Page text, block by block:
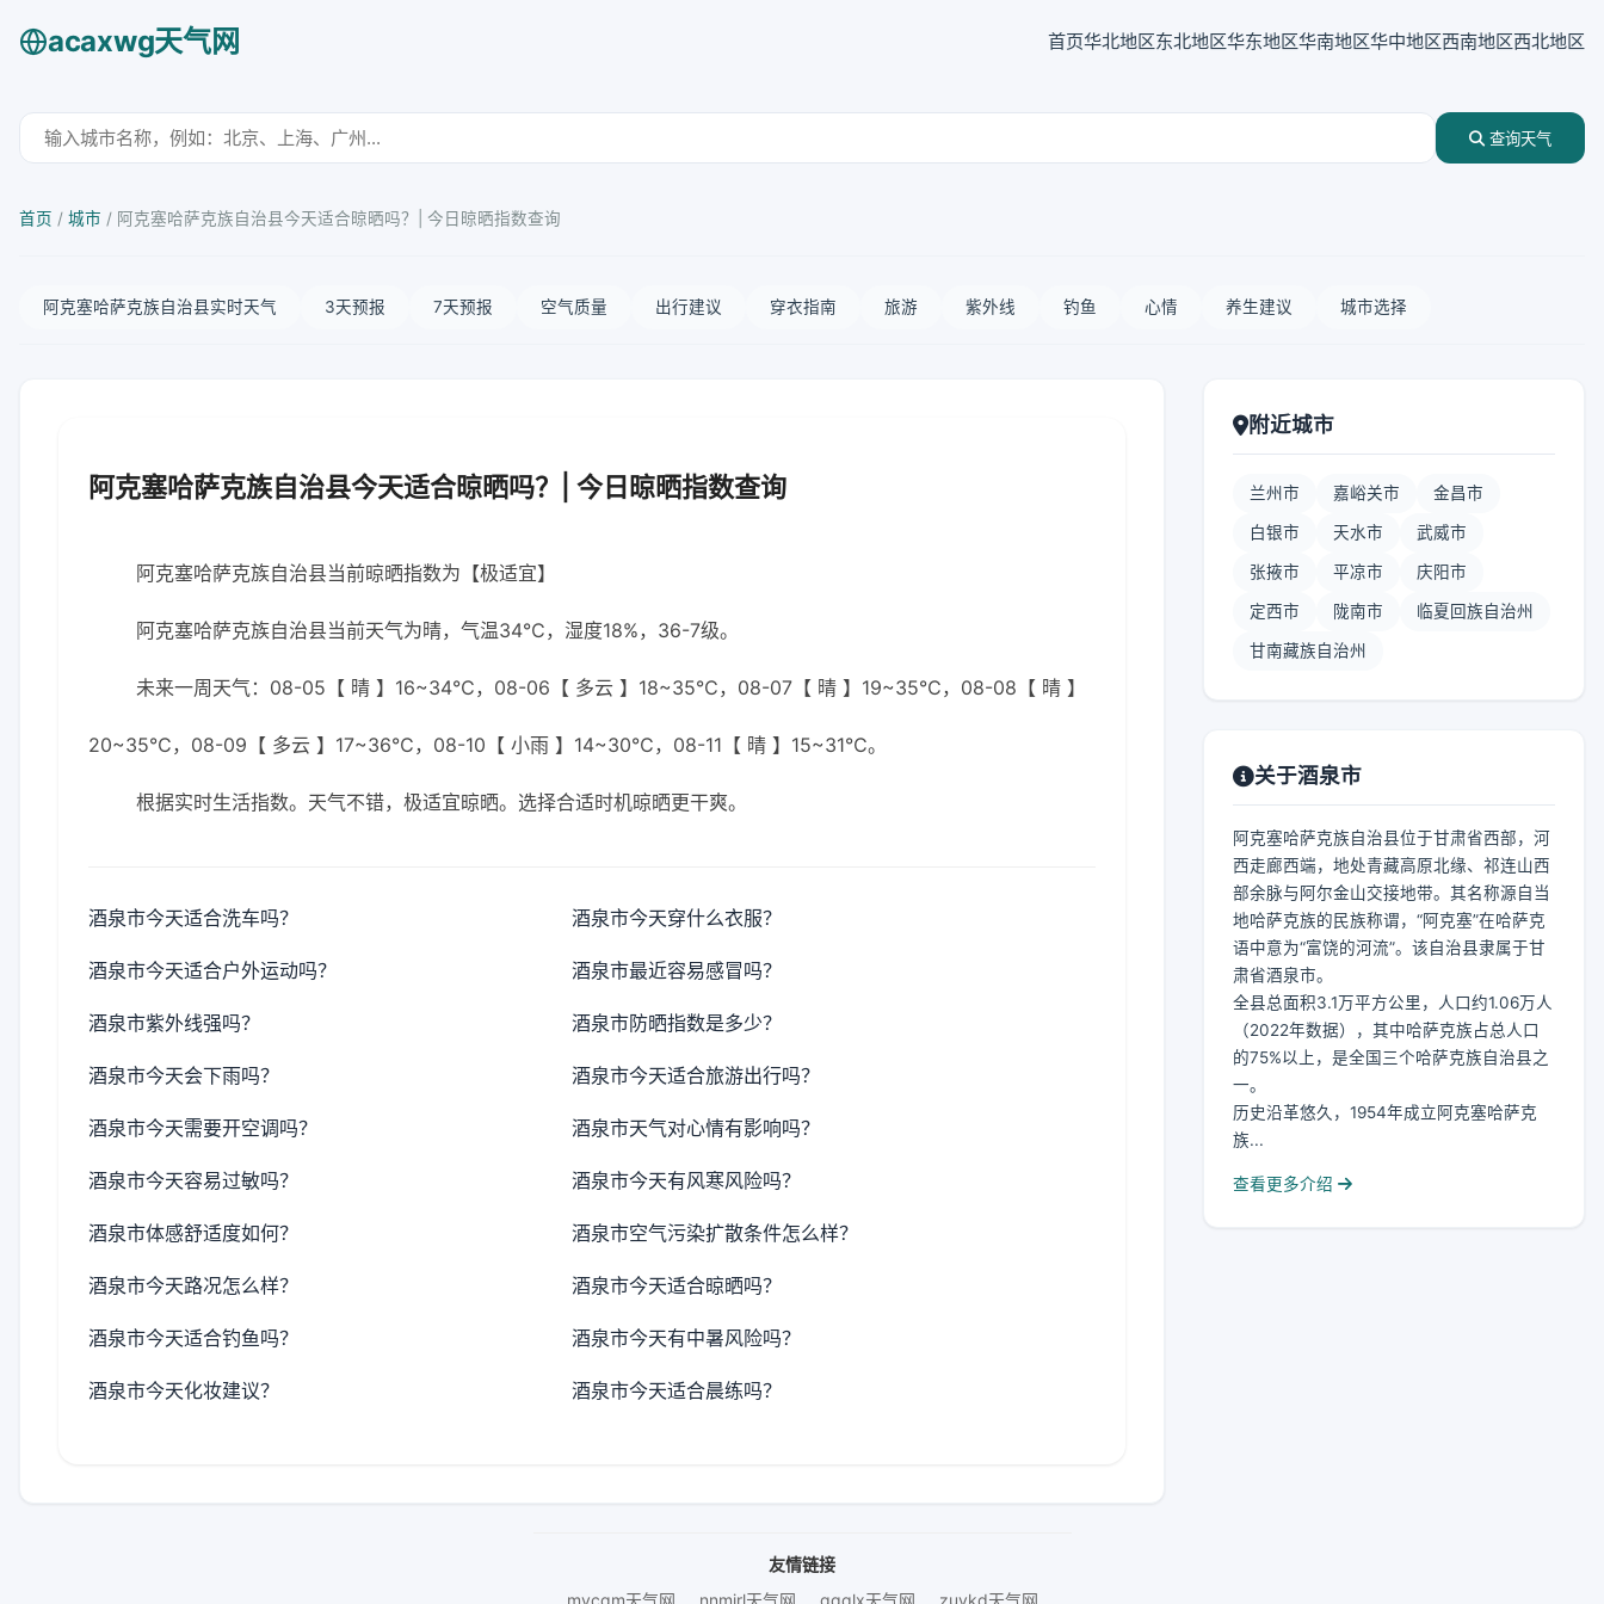
acaxwg天气网 首页华北地区东北地区华东地区华南地区华中地区西南地区西北地区
查询天气
首页 / 城市 / 阿克塞哈萨克族自治县今天适合晾晒吗？| 今日晾晒指数查询
阿克塞哈萨克族自治县实时天气 3天预报 7天预报 空气质量 出行建议 穿衣指南 旅游 紫外线 钓鱼 心情 养生建议 城市选择
阿克塞哈萨克族自治县今天适合晾晒吗？| 今日晾晒指数查询
阿克塞哈萨克族自治县当前晾晒指数为【极适宜】
阿克塞哈萨克族自治县当前天气为晴，气温34℃，湿度18%，36-7级。
未来一周天气：08-05【 晴 】16~34℃，08-06【 多云 】18~35℃，08-07【 晴 】19~35℃，08-08【 晴 】
20~35℃，08-09【 多云 】17~36℃，08-10【 小雨 】14~30℃，08-11【 晴 】15~31℃。
根据实时生活指数。天气不错，极适宜晾晒。选择合适时机晾晒更干爽。
酒泉市今天适合洗车吗？ 酒泉市今天穿什么衣服？
酒泉市今天适合户外运动吗？ 酒泉市最近容易感冒吗？
酒泉市紫外线强吗？ 酒泉市防晒指数是多少？
酒泉市今天会下雨吗？ 酒泉市今天适合旅游出行吗？
酒泉市今天需要开空调吗？ 酒泉市天气对心情有影响吗？
酒泉市今天容易过敏吗？ 酒泉市今天有风寒风险吗？
酒泉市体感舒适度如何？ 酒泉市空气污染扩散条件怎么样？
酒泉市今天路况怎么样？ 酒泉市今天适合晾晒吗？
酒泉市今天适合钓鱼吗？ 酒泉市今天有中暑风险吗？
酒泉市今天化妆建议？ 酒泉市今天适合晨练吗？
附近城市
兰州市 嘉峪关市 金昌市
白银市 天水市 武威市
张掖市 平凉市 庆阳市
定西市 陇南市 临夏回族自治州
甘南藏族自治州
关于酒泉市
阿克塞哈萨克族自治县位于甘肃省西部，河
西走廊西端，地处青藏高原北缘、祁连山西
部余脉与阿尔金山交接地带。其名称源自当
地哈萨克族的民族称谓，“阿克塞”在哈萨克
语中意为“富饶的河流”。该自治县隶属于甘
肃省酒泉市。
全县总面积3.1万平方公里，人口约1.06万人
（2022年数据），其中哈萨克族占总人口
的75%以上，是全国三个哈萨克族自治县之
一。
历史沿革悠久，1954年成立阿克塞哈萨克
族...
查看更多介绍
友情链接
mycqm天气网
nnmjrl天气网 gqqlx天气网 zuykd天气网